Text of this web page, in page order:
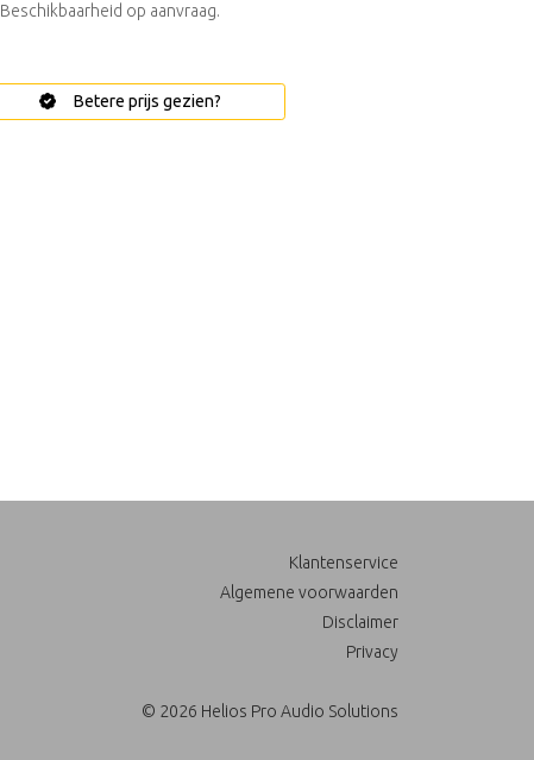
Beschikbaarheid op aanvraag.
Betere prijs gezien?
Klantenservice
Algemene voorwaarden
Disclaimer
Privacy
© 2026 Helios Pro Audio Solutions